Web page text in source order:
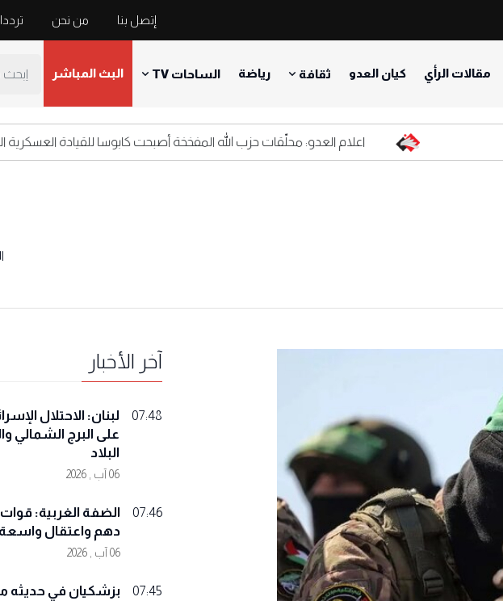
إتصل بنا من نحن
مقالات الرأي كيان العدو ثقافة رياضة الساحات TV البث المباشر
اعلام العدو: محلّقات حزب الله المفخخة أصبحت كابوسا للقيادة العسكرية
آخر الأخبار
07:48
لبنان: الاحتلال
على البرج الشمالي
البلاد
06 آب , 2026
07:46
الضفة الغربية:
دهم واعتقال واسعة
06 آب , 2026
07:45
بزشكيان في